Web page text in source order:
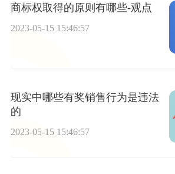
商标权取得的原则有哪些-观点
2023-05-15 15:46:57
现实中哪些有奖销售行为是违法
的
2023-05-15 15:46:57